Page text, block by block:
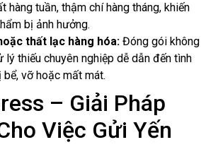
hàng tuần, thậm chí hàng tháng, khiến
bị ảnh hưởng.
thất lạc hàng hóa: Đóng gói không
lý thiếu chuyên nghiệp dễ dẫn đến tình
vỡ hoặc mất mát.
– Giải Pháp
Việc Gửi Yến